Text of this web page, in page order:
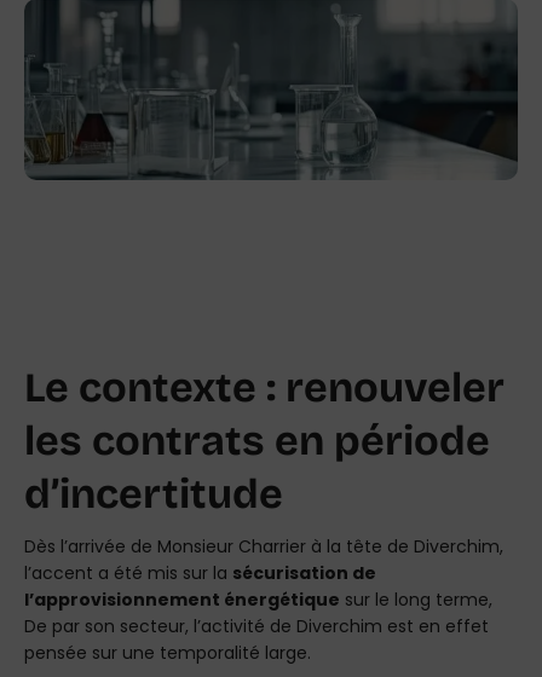
Le contexte : renouveler
les contrats en période
d’incertitude
Dès l’arrivée de Monsieur Charrier à la tête de Diverchim,
l’accent a été mis sur la sécurisation de
l’approvisionnement énergétique sur le long terme,
De par son secteur, l’activité de Diverchim est en effet
pensée sur une temporalité large.